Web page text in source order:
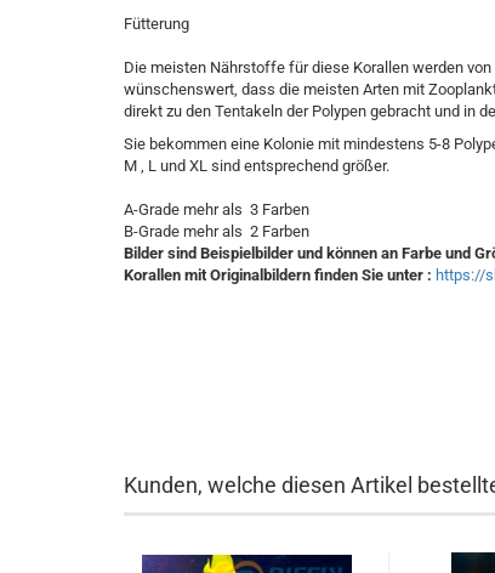
Fütterung
Die meisten Nährstoffe für diese Korallen werden
wünschenswert, dass die meisten Arten mit
direkt zu den Tentakeln der Polypen gebracht und in
Sie bekommen eine Kolonie mit mindestens 5-8
M , L und XL sind entsprechend größer.
A-Grade mehr als 3 Farben
B-Grade mehr als 2 Farben
Bilder sind Beispielbilder und können an Farbe und
Korallen mit Originalbildern finden Sie unter : https://
Kunden, welche diesen Artikel